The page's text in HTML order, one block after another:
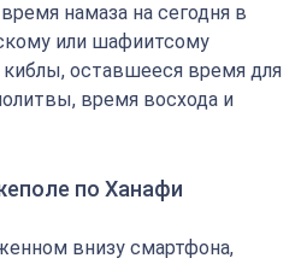
намаза на сегодня в
или шафиитсому
киблы, оставшееся время для
время восхода и
по Ханафи
внизу смартфона,